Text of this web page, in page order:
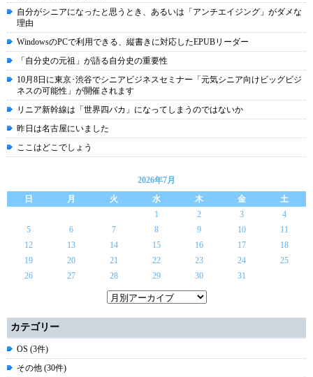
自分がシニアになったと思うとき、あるいは「アンチエイジング」がダメな
理由
WindowsのPCで利用できる、縦書きに対応したEPUBリーダー
「自分史の元祖」が語る自分史の重要性
10月8日に東京･渋谷でシニアビジネスセミナー「元気シニア向けビッグビジ
ネスの可能性」が開催されます
リニア新幹線は「世界四バカ」になってしまうのではないか
昨日は名古屋にいました
ここはどこでしょう
2026年7月
日
月 火 水 木 金
土
1
2 3
4
5
6 7 8 9 10
11
12
13 14 15 16 17
18
19
20 21 22 23 24
25
26
27 28 29 30 31
カテゴリー
OS (3件)
その他 (30件)